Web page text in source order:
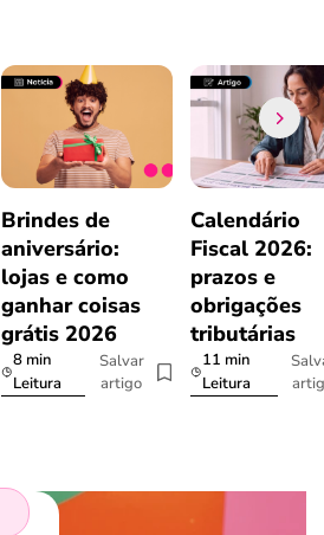
Brindes de
aniversário:
lojas e como
ganhar coisas
grátis 2026
8 min
Leitura
Salvar
artigo
Calendário
Fiscal 2026:
prazos e
obrigações
tributárias
11 min
Leitura